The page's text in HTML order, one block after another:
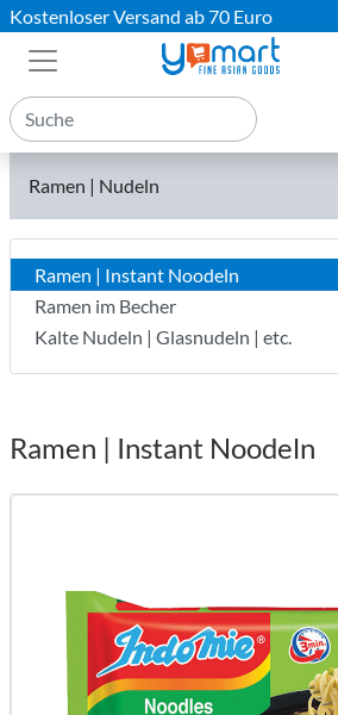
Kostenloser Versand ab 70 Euro
Ramen | Nudeln
Ramen | Instant Noodeln
Ramen im Becher
Kalte Nudeln | Glasnudeln | etc.
Ramen | Instant Noodeln